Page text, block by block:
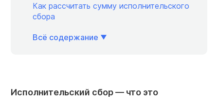
Как рассчитать сумму исполнительского
сбора
Всё содержание
Исполнительский сбор — что это